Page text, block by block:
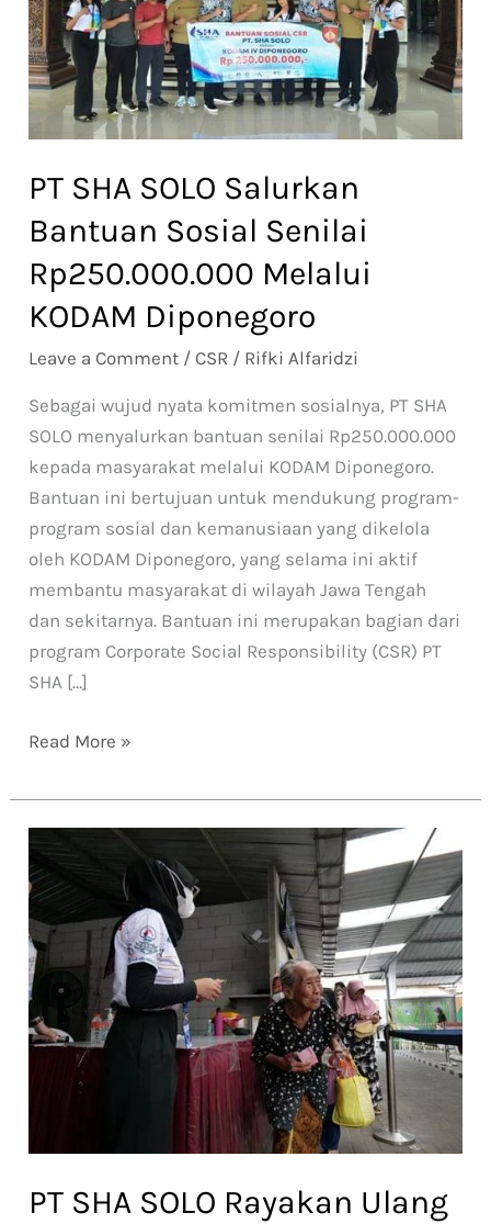
PT SHA SOLO Salurkan
Bantuan Sosial Senilai
Rp250.000.000 Melalui
KODAM Diponegoro
Leave a Comment / CSR / Rifki Alfaridzi
Sebagai wujud nyata komitmen sosialnya, PT SHA
SOLO menyalurkan bantuan senilai Rp250.000.000
kepada masyarakat melalui KODAM Diponegoro.
Bantuan ini bertujuan untuk mendukung program-
program sosial dan kemanusiaan yang dikelola
oleh KODAM Diponegoro, yang selama ini aktif
membantu masyarakat di wilayah Jawa Tengah
dan sekitarnya. Bantuan ini merupakan bagian dari
program Corporate Social Responsibility (CSR) PT
SHA […]
Sosial
Senilai
Rp250.000.000
Melalui
KODAM
Read More »
PT SHA SOLO Rayakan Ulang
PT
SHA
SOLO
Rayakan
Ulang
Tahun
Ke-
dengan
“SHA